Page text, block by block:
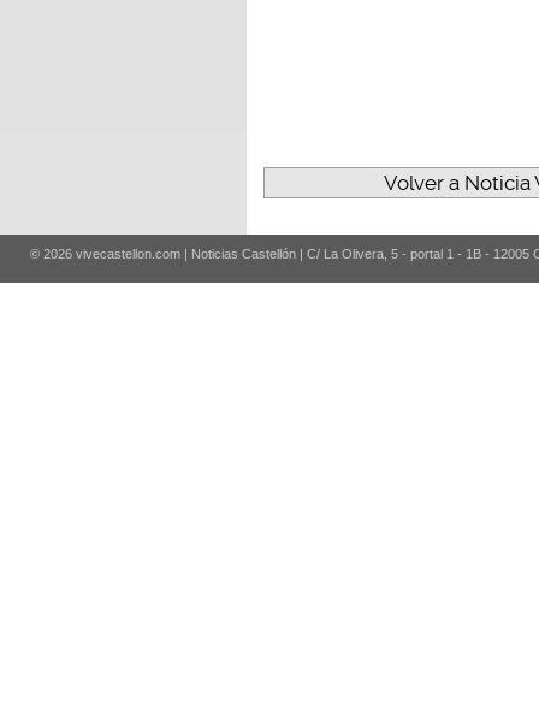
Volver a Noticia
© 2026 vivecastellon.com | Noticias Castellón | C/ La Olivera, 5 - portal 1 - 1B - 12005